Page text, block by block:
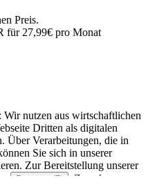
Preis.
für 27,99€ pro Monat
nutzen aus wirtschaftlichen
Dritten als digitalen
Über Verarbeitungen, die in
Sie sich in unserer
Zur Bereitstellung unserer
Partnern (5)
. Zwecke: